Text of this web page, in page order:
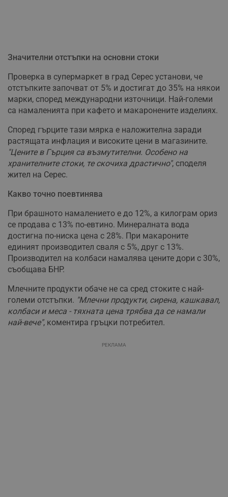
Значителни отстъпки на основни стоки
Проверка в супермаркет в град Серес установи, че
отстъпките започват от 5% и достигат до 35% на някои
марки, според международни източници. Най-големи
са намаленията при кафето и макаронените изделиях.
Според гърците тази мярка е наложителна заради
растящата инфлация и високите цени в магазините.
"Цените в Гърция са възмутителни. Особено на
хранителните стоки, те скочиха драстично", споделя
жител на Серес.
Какво точно поевтинява
При брашното намалението е до 12%, а килограм ориз
се продава с 13% по-евтино. Минералната вода
достигна по-ниска цена с 28%. При макароните
единият производител сваля с 5%, друг с 13%.
Производител на колбаси намалява цените дори с 30%,
съобщава БНР.
Млечните продукти обаче не са сред стоките с най-
големи отстъпки. "Млечни продукти, сирена, кашкавал,
колбаси и меса - тяхната цена трябва да се намали
най-вече", коментира гръцки потребител.
РЕКЛАМА